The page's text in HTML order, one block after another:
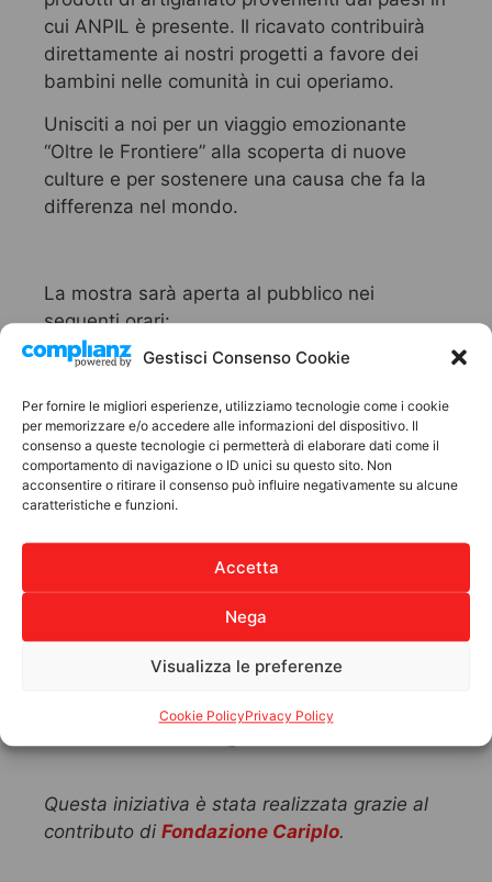
Gestisci Consenso Cookie
Per fornire le migliori esperienze, utilizziamo tecnologie come i cookie
per memorizzare e/o accedere alle informazioni del dispositivo. Il
consenso a queste tecnologie ci permetterà di elaborare dati come il
comportamento di navigazione o ID unici su questo sito. Non
acconsentire o ritirare il consenso può influire negativamente su alcune
caratteristiche e funzioni.
Accetta
Nega
Visualizza le preferenze
Cookie PolicyPrivacy Policy
cui ANPIL è presente. Il ricavato contribuirà
direttamente ai nostri progetti a favore dei
bambini nelle comunità in cui operiamo.
Unisciti a noi per un viaggio emozionante
“Oltre le Frontiere” alla scoperta di nuove
culture e per sostenere una causa che fa la
differenza nel mondo.
La mostra sarà aperta al pubblico nei
seguenti orari:
8.00 – 19.30 giorni feriali e sabato
10.00 – 12.30 domenica
L’ingresso è libero.
segreteria@anpil.org
Questa iniziativa è stata realizzata grazie al
contributo di Fondazione Cariplo.